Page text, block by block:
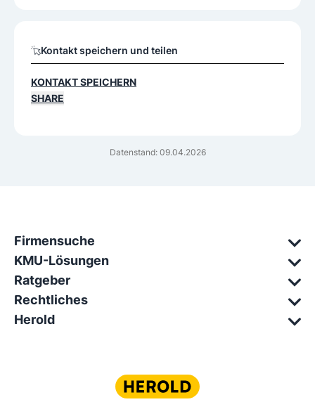
Datenstand: 09.04.2026
Kontakt speichern und teilen
KONTAKT SPEICHERN
SHARE
Firmensuche
KMU-Lösungen
Ratgeber
Rechtliches
Herold